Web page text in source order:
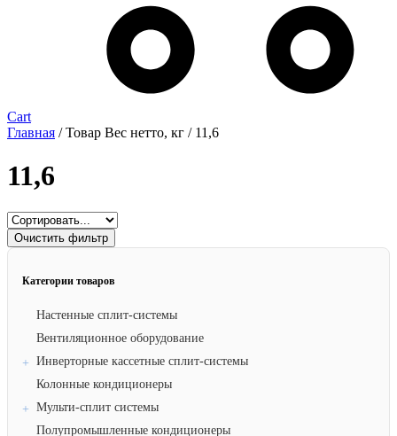
Cart
Главная / Товар Вес нетто, кг / 11,6
11,6
Очистить фильтр
Категории товаров
Настенные сплит-системы
Вентиляционное оборудование
Инверторные кассетные сплит-системы
Колонные кондиционеры
Мульти-сплит системы
Полупромышленные кондиционеры